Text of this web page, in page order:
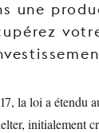
une
la loi a étendu
initialement